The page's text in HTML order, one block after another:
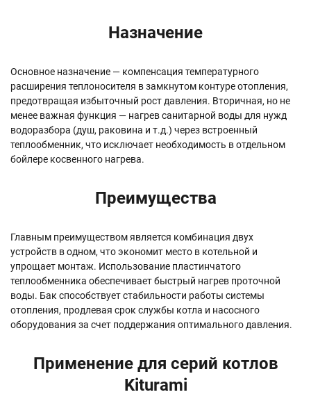
Назначение
Основное назначение — компенсация температурного
расширения теплоносителя в замкнутом контуре отопления,
предотвращая избыточный рост давления. Вторичная, но не
менее важная функция — нагрев санитарной воды для нужд
водоразбора (душ, раковина и т.д.) через встроенный
теплообменник, что исключает необходимость в отдельном
бойлере косвенного нагрева.
Преимущества
Главным преимуществом является комбинация двух
устройств в одном, что экономит место в котельной и
упрощает монтаж. Использование пластинчатого
теплообменника обеспечивает быстрый нагрев проточной
воды. Бак способствует стабильности работы системы
отопления, продлевая срок службы котла и насосного
оборудования за счет поддержания оптимального давления.
Применение для серий котлов
Kiturami